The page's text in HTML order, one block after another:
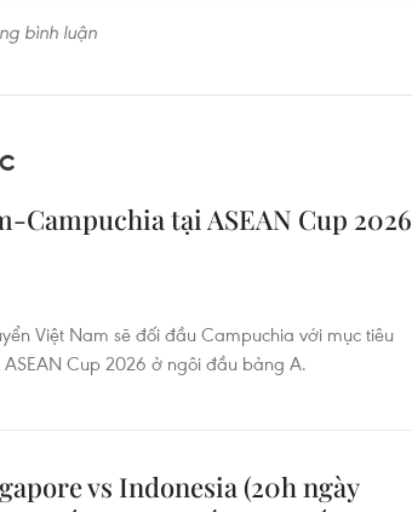
Campuchia tại ASEAN Cup 2026
Việt Nam sẽ đối đầu Campuchia với mục tiêu
Cup 2026 ở ngôi đầu bảng A.
vs Indonesia (20h ngày